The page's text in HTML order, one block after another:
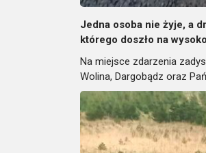
Jedna osoba nie żyje, a
którego doszło na
Na miejsce zdarzenia
Wolina, Dargobądz oraz